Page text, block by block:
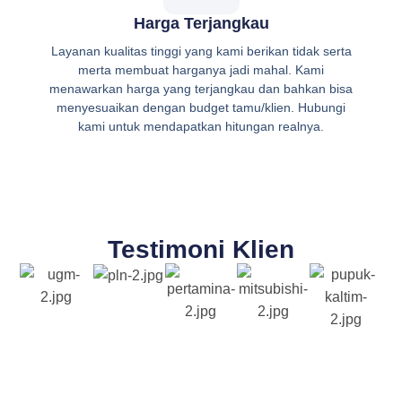
Harga Terjangkau
Layanan kualitas tinggi yang kami berikan tidak serta
merta membuat harganya jadi mahal. Kami
menawarkan harga yang terjangkau dan bahkan bisa
menyesuaikan dengan budget tamu/klien. Hubungi
kami untuk mendapatkan hitungan realnya.
Testimoni Klien